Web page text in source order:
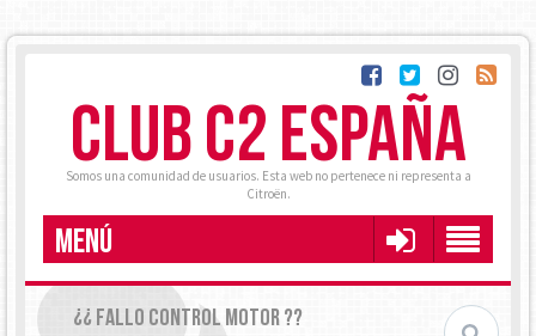
CLUB C2 ESPAÑA
Somos una comunidad de usuarios. Esta web no pertenece ni representa a
Citroën.
MENÚ
¿¿ FALLO CONTROL MOTOR ??